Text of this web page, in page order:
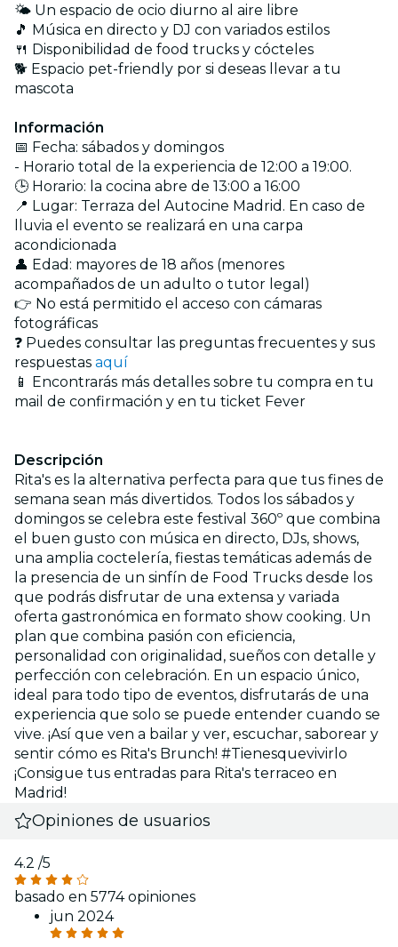
🌤️ Un espacio de ocio diurno al aire libre
🎵 Música en directo y DJ con variados estilos
🍴 Disponibilidad de food trucks y cócteles
🐕 Espacio pet-friendly por si deseas llevar a tu
mascota
Información
📅 Fecha: sábados y domingos
- Horario total de la experiencia de 12:00 a 19:00.
🕒 Horario: la cocina abre de 13:00 a 16:00
📍 Lugar: Terraza del Autocine Madrid. En caso de
lluvia el evento se realizará en una carpa
acondicionada
👤 Edad: mayores de 18 años (menores
acompañados de un adulto o tutor legal)
👉 No está permitido el acceso con cámaras
fotográficas
❓ Puedes consultar las preguntas frecuentes y sus
respuestas aquí
📱 Encontrarás más detalles sobre tu compra en tu
mail de confirmación y en tu ticket Fever
Descripción
Rita's es la alternativa perfecta para que tus fines de
semana sean más divertidos. Todos los sábados y
domingos se celebra este festival 360º que combina
el buen gusto con música en directo, DJs, shows,
una amplia coctelería, fiestas temáticas además de
la presencia de un sinfín de Food Trucks desde los
que podrás disfrutar de una extensa y variada
oferta gastronómica en formato show cooking. Un
plan que combina pasión con eficiencia,
personalidad con originalidad, sueños con detalle y
perfección con celebración. En un espacio único,
ideal para todo tipo de eventos, disfrutarás de una
experiencia que solo se puede entender cuando se
vive. ¡Así que ven a bailar y ver, escuchar, saborear y
sentir cómo es Rita's Brunch! #Tienesquevivirlo
¡Consigue tus entradas para Rita's terraceo en
Madrid!
Opiniones de usuarios
4.2 /5
basado en 5774 opiniones
jun 2024